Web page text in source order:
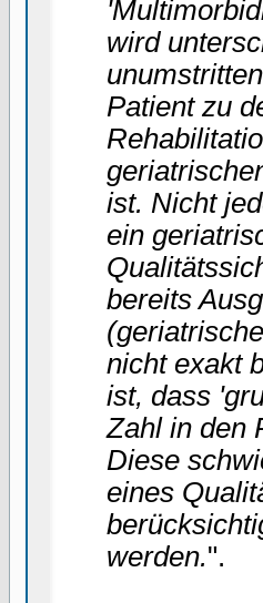
wird
Patient zu
ist. Nicht
ein
bereits
nicht exakt
ist, dass
Zahl in den
Diese
eines
werden.".